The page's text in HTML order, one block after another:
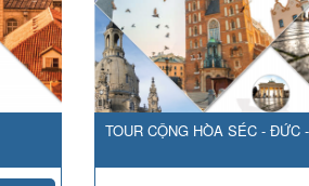
TOUR CỘNG HÒA SÉC - ĐỨC